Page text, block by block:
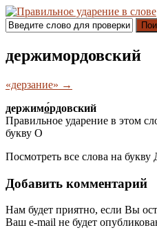
держимордовский
«дерзание» →
держимо́рдовский
Правильное ударение в этом
букву О
Посмотреть все слова на букву
Добавить комментарий
Нам будет приятно, если Вы
Ваш e-mail не будет